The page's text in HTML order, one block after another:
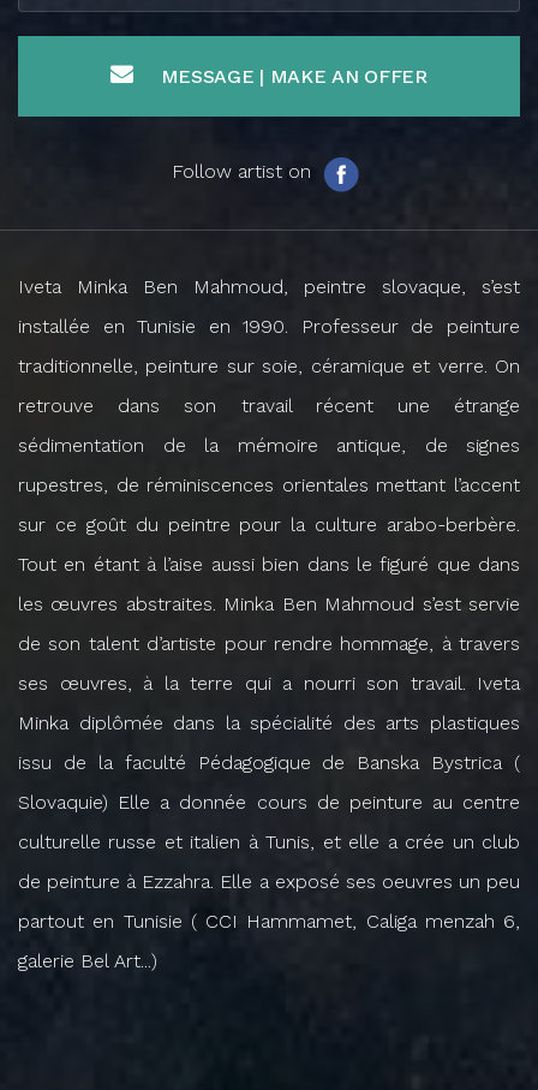
Follow artist on
MESSAGE | MAKE AN OFFER
Iveta Minka Ben Mahmoud, peintre slovaque, s’est
installée en Tunisie en 1990. Professeur de peinture
traditionnelle, peinture sur soie, céramique et verre. On
retrouve dans son travail récent une étrange
sédimentation de la mémoire antique, de signes
rupestres, de réminiscences orientales mettant l’accent
sur ce goût du peintre pour la culture arabo-berbère.
Tout en étant à l’aise aussi bien dans le figuré que dans
les œuvres abstraites. Minka Ben Mahmoud s’est servie
de son talent d’artiste pour rendre hommage, à travers
ses œuvres, à la terre qui a nourri son travail. Iveta
Minka diplômée dans la spécialité des arts plastiques
issu de la faculté Pédagogique de Banska Bystrica (
Slovaquie) Elle a donnée cours de peinture au centre
culturelle russe et italien à Tunis, et elle a crée un club
de peinture à Ezzahra. Elle a exposé ses oeuvres un peu
partout en Tunisie ( CCI Hammamet, Caliga menzah 6,
galerie Bel Art...)